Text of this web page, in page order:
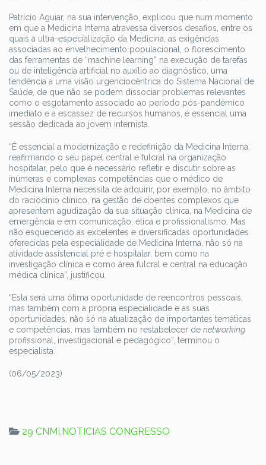
Patrício Aguiar, na sua intervenção, explicou que num momento
em que a Medicina Interna atravessa diversos desafios, entre os
quais a ultra-especialização da Medicina, as exigências
associadas ao envelhecimento populacional, o florescimento
das ferramentas de “machine learning” na execução de tarefas
ou de inteligência artificial no auxílio ao diagnóstico, uma
tendência a uma visão urgenciocêntrica do Sistema Nacional de
Saúde, de que não se podem dissociar problemas relevantes
como o esgotamento associado ao período pós-pandémico
imediato e a escassez de recursos humanos, é essencial uma
sessão dedicada ao jovem internista.
“É essencial a modernização e redefinição da Medicina Interna,
reafirmando o seu papel central e fulcral na organização
hospitalar, pelo que é necessário refletir e discutir sobre as
inúmeras e complexas competências que o médico de
Medicina Interna necessita de adquirir, por exemplo, no âmbito
do raciocínio clínico, na gestão de doentes complexos que
apresentem agudização da sua situação clínica, na Medicina de
emergência e em comunicação, ética e profissionalismo. Mas
não esquecendo as excelentes e diversificadas oportunidades
oferecidas pela especialidade de Medicina Interna, não só na
atividade assistencial pré e hospitalar, bem como na
investigação clínica e como área fulcral e central na educação
médica clínica”, justificou.
“Esta será uma ótima oportunidade de reencontros pessoais,
mas também com a própria especialidade e as suas
oportunidades, não só na atualização de importantes temáticas
e competências, mas também no restabelecer de networking
profissional, investigacional e pedagógico”, terminou o
especialista.
(06/05/2023)
29 CNMI,NOTICIAS CONGRESSO